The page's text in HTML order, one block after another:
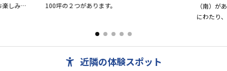
しみい
100坪の２つがあります。
（南）が
にわたり
近隣の体験スポット